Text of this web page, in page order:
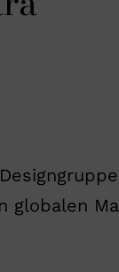
globalen